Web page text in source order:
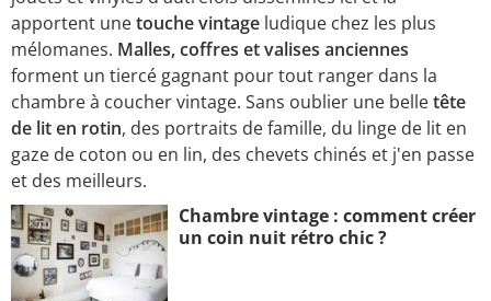
apportent unetouche vintage ludique chez les plus
mélomanes. Malles, coffres et valises anciennes
forment un tiercé gagnant pour tout ranger dans la
chambre à coucher vintage. Sans oublier une belletête
de lit en rotin, des portraits de famille, du linge de lit en
gaze de coton ou en lin, des chevets chinés et j'en passe
et des meilleurs.
Chambre vintage : comment créer
un coin nuit rétro chic ?